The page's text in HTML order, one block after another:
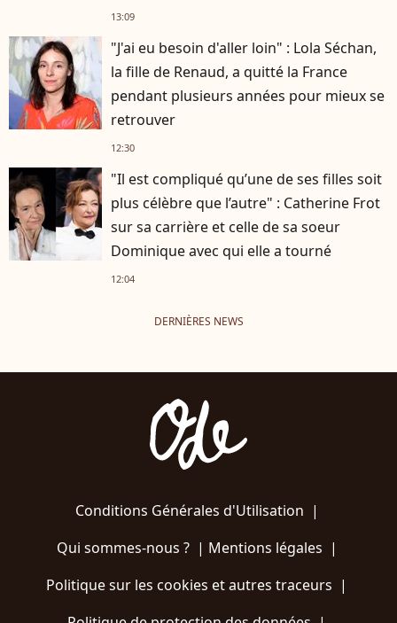
13:09
"J'ai eu besoin d'aller loin" : Lola Séchan,
la fille de Renaud, a quitté la France
pendant plusieurs années pour mieux se
retrouver
12:30
"Il est compliqué qu’une de ses filles soit
plus célèbre que l’autre" : Catherine Frot
sur sa carrière et celle de sa soeur
Dominique avec qui elle a tourné
12:04
DERNIÈRES NEWS
Conditions Générales d'Utilisation |
Qui sommes-nous ?| Mentions légales |
Politique sur les cookies et autres traceurs |